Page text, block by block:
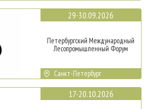
29-30.09.2026
Петербургский Международный
Лесопромышленный Форум
Санкт-Петербург
17-20.10.2026